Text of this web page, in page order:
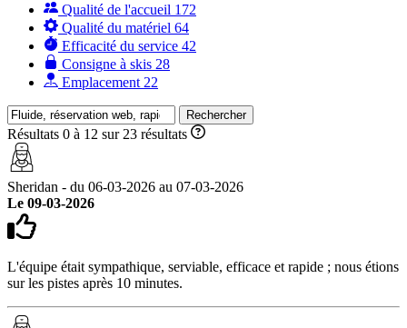
Qualité de l'accueil 172
Qualité du matériel 64
Efficacité du service 42
Consigne à skis 28
Emplacement 22
Rechercher
Résultats 0 à 12 sur 23 résultats
Sheridan - du 06-03-2026 au 07-03-2026
Le 09-03-2026
L'équipe était sympathique, serviable, efficace et rapide ; nous étions
sur les pistes après 10 minutes.